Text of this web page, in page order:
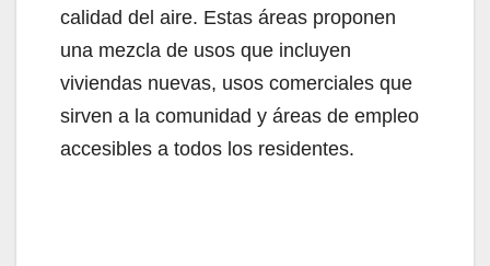
calidad del aire. Estas áreas proponen
una mezcla de usos que incluyen
viviendas nuevas, usos comerciales que
sirven a la comunidad y áreas de empleo
accesibles a todos los residentes.